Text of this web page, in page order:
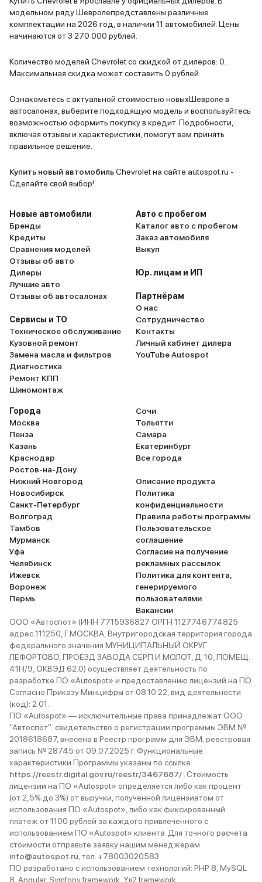
18000000-2000000 материалы
хорошие. Понятное дело , что это
не тойота Camry, но вы и ценник
на камрюху посмотрите... по
комфорту данная модель по
Camry, так что дело ваше, брать
или нет... У меня данная модель
больше полугода, я ничем не
разочарован, тачка за свой
модельном ряду Шевролепредставлены различные
комплектации на 2026 год, в наличии 11 автомобилей. Цены
начинаются от 3 270 000 рублей.
Количество моделей Chevrolet со скидкой от дилеров: 0.
Максимальная скидка может составить 0 рублей.
Ознакомьтесь с актуальной стоимостью новыхШевроле в
автосалонах, выберите подходящую модель и воспользуйтесь
возможностью оформить покупку в кредит. Подробности,
включая отзывы и характеристики, помогут вам принять
правильное решение.
Купить новый автомобильChevrolet на сайте autospot.ru -
Сделайте свой выбор!
Новые автомобили
Бренды
Кредиты
Сравнения моделей
Отзывы об авто
Дилеры
Лучшие авто
Отзывы об автосалонах
Сервисы и ТО
Техническое обслуживание
Кузовной ремонт
Замена масла и фильтров
Диагностика
Ремонт КПП
Шиномонтаж
Авто с пробегом
Каталог авто с пробегом
Заказ автомобиля
Выкуп
Юр. лицам и ИП
Партнёрам
О нас
Сотрудничество
Контакты
Личный кабинет дилера
YouTube Autospot
Города
Москва
Пенза
Казань
Краснодар
Ростов-на-Дону
Нижний Новгород
Новосибирск
Санкт-Петербург
Волгоград
Тамбов
Мурманск
Уфа
Челябинск
Ижевск
Воронеж
Пермь
Сочи
Тольятти
Самара
Екатеринбург
Все города
Описание продукта
Политика
конфиденциальности
Правила работы программы
Пользовательское
соглашение
Согласие на получение
рекламных рассылок
Политика для контента,
генерируемого
пользователями
Вакансии
ООО «Автоспот» (ИНН 7715936827 ОРГН 1127746774825
адрес 111250, Г.МОСКВА, Внутригородская территория города
федерального значения МУНИЦИПАЛЬНЫЙ ОКРУГ
ЛЕФОРТОВО, ПРОЕЗД ЗАВОДА СЕРП И МОЛОТ, Д. 10, ПОМЕЩ.
41Н/9, ОКВЭД 62.0) осуществляет деятельность по
разработке ПО «Autospot» и предоставлению лицензий на ПО.
Согласно Приказу Минцифры от 08.10.22, вид деятельности
(код): 2.01.
ПО «Autospot» — исключительные права принадлежат ООО
"Автоспот": свидетельство о регистрации программы ЭВМ №
2018618687, внесена в Реестр программ для ЭВМ, реестровая
запись № 28745 от 09.07.2025 г. Функциональные
характеристики Программы указаны по ссылке:
https://reestr.digital.gov.ru/reestr/3467687/ . Стоимость
лицензии на ПО «Autospot» определяется либо как процент
(от 2,5% до 3%) от выручки, полученной лицензиатом от
использования ПО «Autospot», либо как фиксированный
платеж от 1100 рублей за каждого привлеченного с
использованием ПО «Autospot» клиента. Для точного расчета
стоимости отправьте заявку нашим менеджерам
info@autospot.ru , тел. +78003020583
ПО разработано с использованием технологий: PHP 8, MySQL
8, Angular, Symfony framework, Yii2 framework.